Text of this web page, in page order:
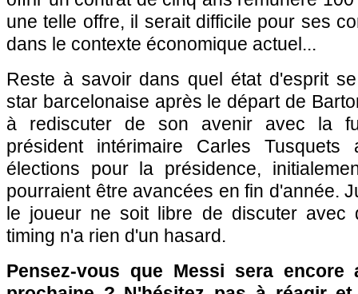
une telle offre, il serait difficile pour ses
dans le contexte économique actuel...
Reste à savoir dans quel état d'esprit
star barcelonaise après le départ de
à rediscuter de son avenir avec la
président intérimaire Carles
élections pour la présidence,
pourraient être avancées en fin d'année.
le joueur ne soit libre de discuter avec
timing n'a rien d'un hasard.
Pensez-vous que Messi sera